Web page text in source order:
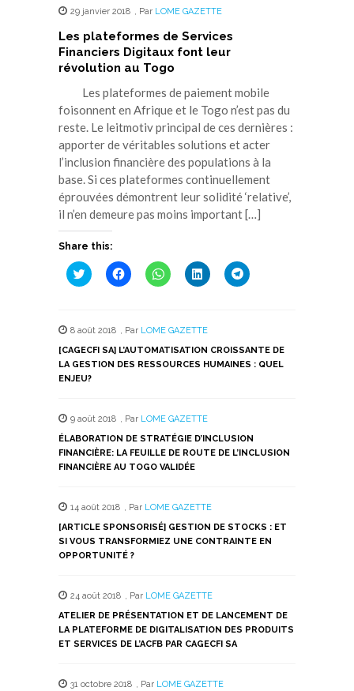
29 janvier 2018 , Par LOME GAZETTE
Les plateformes de Services
Financiers Digitaux font leur
révolution au Togo
Les plateformes de paiement mobile
foisonnent en Afrique et le Togo n’est pas du
reste. Le leitmotiv principal de ces dernières :
apporter de véritables solutions et acter
l’inclusion financière des populations à la
base. Si ces plateformes continuellement
éprouvées démontrent leur solidité ‘relative’,
il n’en demeure pas moins important […]
Share this:
Cliquez
pour
une
nouvelle
fenêtre)
Cliquez
pour
une
nouvelle
fenêtre)
Cliquez
pour
une
nouvelle
fenêtre)
Cliquez
pour
une
nouvelle
fenêtre)
Cliquez
pour
nouvelle
fenêtre)
8 août 2018 , Par LOME GAZETTE
[CAGECFI SA] L’AUTOMATISATION CROISSANTE DE
LA GESTION DES RESSOURCES HUMAINES : QUEL
ENJEU?
9 août 2018 , Par LOME GAZETTE
ÉLABORATION DE STRATÉGIE D’INCLUSION
FINANCIÈRE: LA FEUILLE DE ROUTE DE L’INCLUSION
FINANCIÈRE AU TOGO VALIDÉE
14 août 2018 , Par LOME GAZETTE
[ARTICLE SPONSORISÉ] GESTION DE STOCKS : ET
SI VOUS TRANSFORMIEZ UNE CONTRAINTE EN
OPPORTUNITÉ ?
24 août 2018 , Par LOME GAZETTE
ATELIER DE PRÉSENTATION ET DE LANCEMENT DE
LA PLATEFORME DE DIGITALISATION DES PRODUITS
ET SERVICES DE L’ACFB PAR CAGECFI SA
31 octobre 2018 , Par LOME GAZETTE